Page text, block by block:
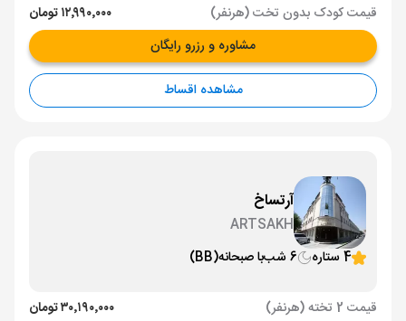
قیمت کودک بدون تخت (هرنفر)
۱۲٬۹۹۰٬۰۰۰ تومان
مشاوره و رزرو رایگان
مشاهده اقساط
آرتساخ
ARTSAKH
4 ستاره
6 شب با صبحانه(BB)
قیمت 2 تخته (هرنفر)
۳۰٬۱۹۰٬۰۰۰ تومان